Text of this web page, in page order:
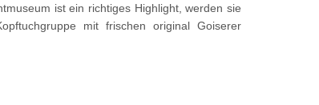
ist ein richtiges Highlight, werden sie
mit frischen original Goiserer